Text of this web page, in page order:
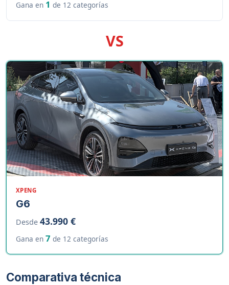
Gana en 1 de 12 categorías
VS
XPENG
G6
Desde 43.990 €
Gana en 7 de 12 categorías
Comparativa técnica